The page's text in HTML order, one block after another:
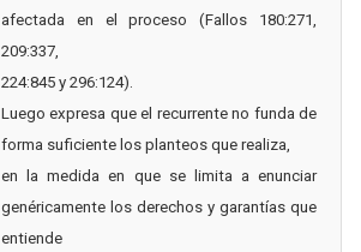
afectada en el proceso (Fallos 180:271,
209:337,
224:845 y 296:124).
Luego expresa que el recurrente no funda de
forma suficiente los planteos que realiza,
en la medida en que se limita a enunciar
genéricamente los derechos y garantías que
entiende